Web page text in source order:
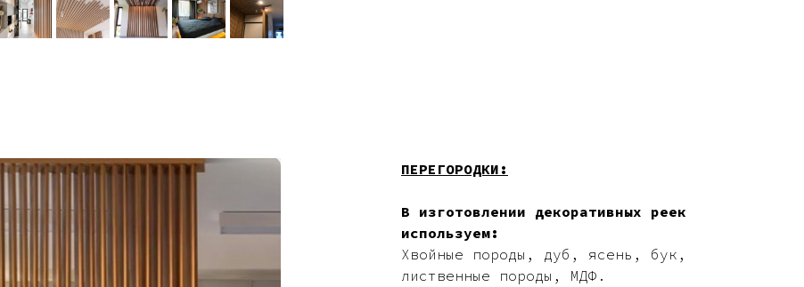
ПЕРЕГОРОДКИ:
В изготовлении декоративных реек
используем:
Хвойные породы, дуб, ясень, бук,
лиственные породы, МДФ.